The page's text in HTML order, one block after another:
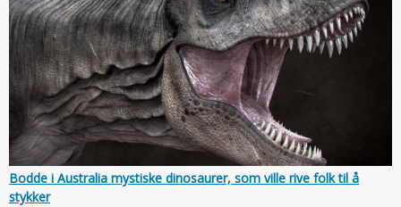
Bodde i Australia mystiske dinosaurer, som ville rive folk til å
stykker